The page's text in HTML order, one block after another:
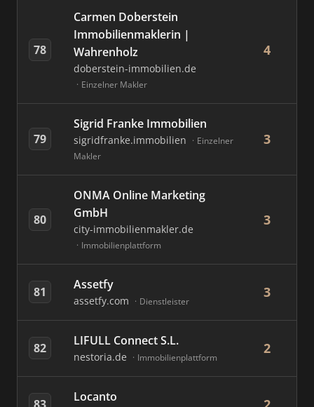
78
Carmen Doberstein
Immobilienmaklerin |
Wahrenholz
doberstein-immobilien.de
Einzelner Makler
4
79
Sigrid Franke Immobilien
sigridfranke.immobilien
Einzelner
Makler
3
80
ONMA Online Marketing
GmbH
city-immobilienmakler.de
Immobilienplattform
3
81 Assetfy
assetfy.com Dienstleister
3
82 LIFULL Connect S.L.
nestoria.de Immobilienplattform
2
83 Locanto